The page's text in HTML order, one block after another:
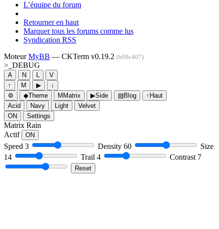
L’équipe du forum
Retourner en haut
Marquer tous les forums comme lus
Syndication RSS
MoteurMyBB — CKTerm v0.19.2 (b09c407)
>_ DEBUG
A N L
V
↑
M ▶
↓
⚙
◆Theme M Matrix ▶Side ▤Blog ↑ Haut
Acid
Navy Light
Velvet
ON
Settings
Matrix Rain
Actif
ON
Speed 3 Density 60
Size
14
Trail 4 Contrast 7
Reset